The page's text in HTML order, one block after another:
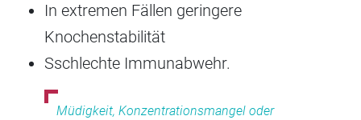
In extremen Fällen geringere
Knochenstabilität
Sschlechte Immunabwehr.
Müdigkeit, Konzentrationsmangel oder